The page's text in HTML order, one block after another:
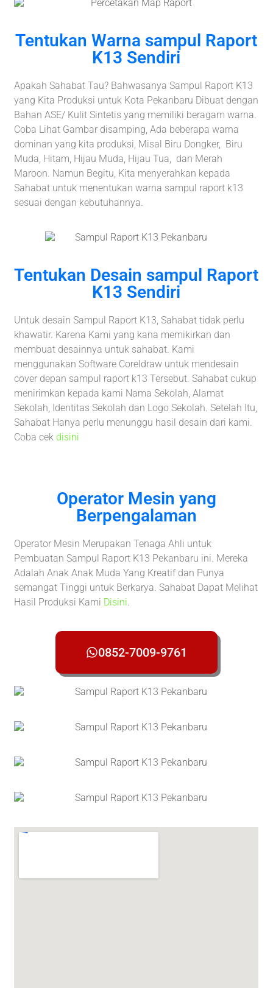
Tentukan Warna sampul Raport
K13 Sendiri
Apakah Sahabat Tau? Bahwasanya Sampul Raport K13
yang Kita Produksi untuk Kota Pekanbaru Dibuat dengan
Bahan ASE/ Kulit Sintetis yang memiliki beragam warna.
Coba Lihat Gambar disamping, Ada beberapa warna
dominan yang kita produksi, Misal Biru Dongker, Biru
Muda, Hitam, Hijau Muda, Hijau Tua, dan Merah
Maroon. Namun Begitu, Kita menyerahkan kepada
Sahabat untuk menentukan warna sampul raport k13
sesuai dengan kebutuhannya.
Tentukan Desain sampul Raport
K13 Sendiri
Untuk desain Sampul Raport K13, Sahabat tidak perlu
khawatir. Karena Kami yang kana memikirkan dan
membuat desainnya untuk sahabat. Kami
menggunakan Software Coreldraw untuk mendesain
cover depan sampul raport k13 Tersebut. Sahabat cukup
menirimkan kepada kami Nama Sekolah, Alamat
Sekolah, Identitas Sekolah dan Logo Sekolah. Setelah Itu,
Sahabat Hanya perlu menunggu hasil desain dari kami.
Coba cekdisini
Operator Mesin yang
Berpengalaman
Operator Mesin Merupakan Tenaga Ahli untuk
Pembuatan Sampul Raport K13 Pekanbaru ini. Mereka
Adalah Anak Anak Muda Yang Kreatif dan Punya
semangat Tinggi untuk Berkarya. Sahabat Dapat Melihat
Hasil Produksi Kami Disini.
0852-7009-9761